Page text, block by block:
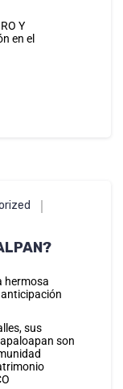
Y
en el
hermosa
sus
son